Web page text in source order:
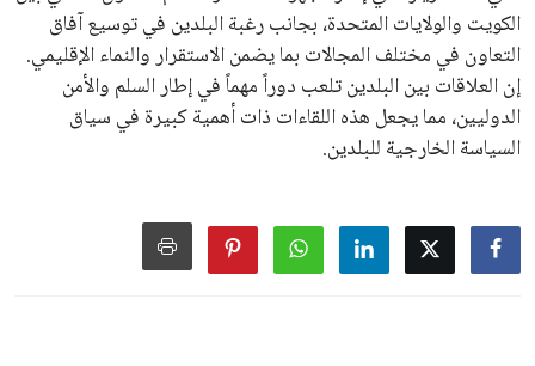
الكويت والولايات المتحدة، بجانب رغبة البلدين في توسيع آفاق
التعاون في مختلف المجالات بما يضمن الاستقرار والنماء الإقليمي.
إن العلاقات بين البلدين تلعب دوراً مهماً في إطار السلم والأمن
الدوليين، مما يجعل هذه اللقاءات ذات أهمية كبيرة في سياق
السياسة الخارجية للبلدين.